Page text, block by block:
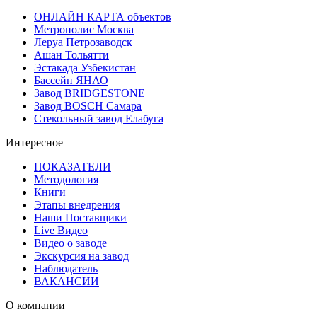
ОНЛАЙН КАРТА объектов
Метрополис Москва
Леруа Петрозаводск
Ашан Тольятти
Эстакада Узбекистан
Бассейн ЯНАО
Завод BRIDGESTONE
Завод BOSCH Самара
Стекольный завод Елабуга
Интересное
ПОКАЗАТЕЛИ
Методология
Книги
Этапы внедрения
Наши Поставщики
Live Видео
Видео о заводе
Экскурсия на завод
Наблюдатель
ВАКАНСИИ
О компании